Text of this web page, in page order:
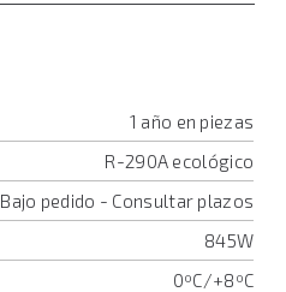
1 año en piezas
R-290A ecológico
Bajo pedido - Consultar plazos
845W
0ºC/+8ºC